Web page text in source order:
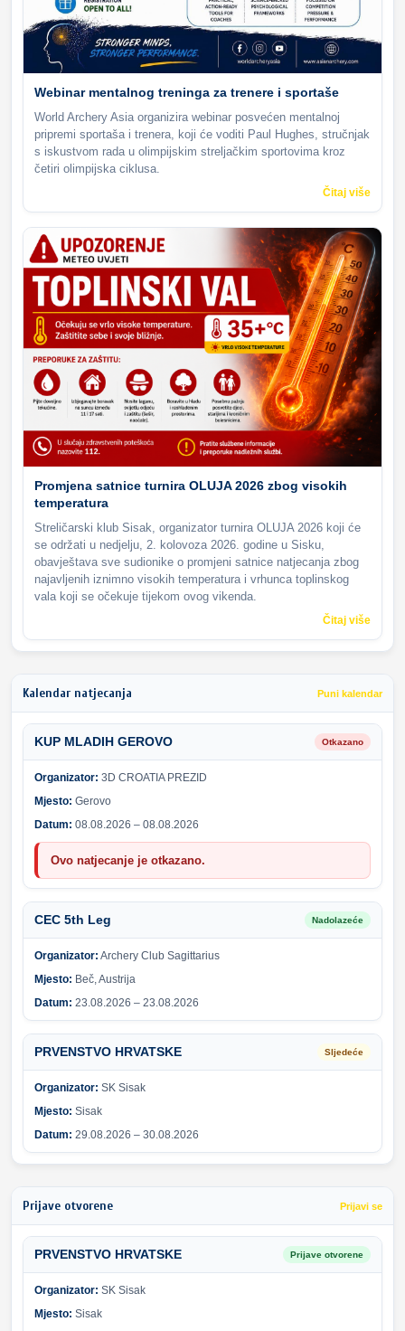
Webinar mentalnog treninga za trenere i sportaše
World Archery Asia organizira webinar posvećen mentalnoj
pripremi sportaša i trenera, koji će voditi Paul Hughes, stručnjak
s iskustvom rada u olimpijskim streljačkim sportovima kroz
četiri olimpijska ciklusa.
Čitaj više
Promjena satnice turnira OLUJA 2026 zbog visokih
temperatura
Streličarski klub Sisak, organizator turnira OLUJA 2026 koji će
se održati u nedjelju, 2. kolovoza 2026. godine u Sisku,
obavještava sve sudionike o promjeni satnice natjecanja zbog
najavljenih iznimno visokih temperatura i vrhunca toplinskog
vala koji se očekuje tijekom ovog vikenda.
Čitaj više
Kalendar natjecanja Puni kalendar
KUP MLADIH GEROVO Otkazano
Organizator: 3D CROATIA PREZID
Mjesto: Gerovo
Datum: 08.08.2026 – 08.08.2026
Ovo natjecanje je otkazano.
CEC 5th Leg Nadolazeće
Organizator: Archery Club Sagittarius
Mjesto: Beč, Austrija
Datum: 23.08.2026 – 23.08.2026
PRVENSTVO HRVATSKE Sljedeće
Organizator: SK Sisak
Mjesto: Sisak
Datum: 29.08.2026 – 30.08.2026
Prijave otvorene Prijavi se
PRVENSTVO HRVATSKE Prijave otvorene
Organizator: SK Sisak
Mjesto: Sisak